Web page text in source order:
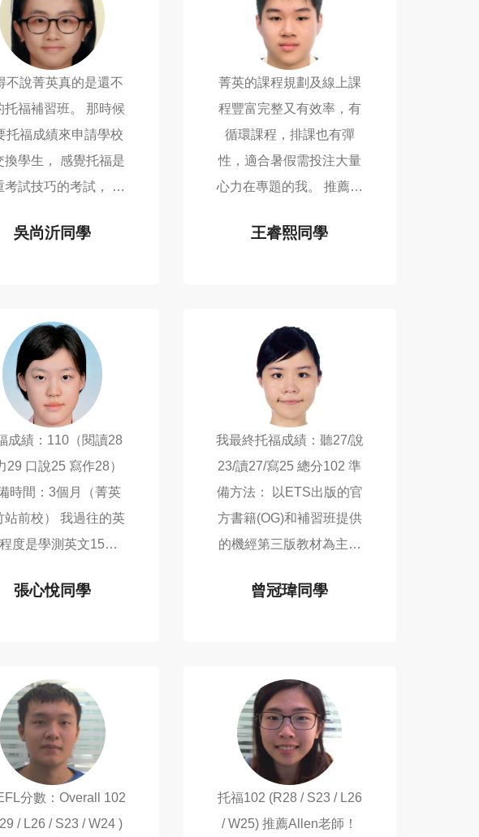
不說菁英真的是還不
托福補習班。 那時候
托福成績來申請學校
換學生， 感覺托福是
考試技巧的考試， 熟
的話資源不夠，也沒
吳尚沂同學
菁英的課程規劃及線上課
程豐富完整又有效率，有
循環課程，排課也有彈
性，適合暑假需投注大量
心力在專題的我。 推薦教
最多的老師。我最不擅長
王睿熙同學
成績：110（閱讀28
29 口說25 寫作28）
時間：3個月（菁英
校） 我過往的英
度是學測英文15級
以前的成績了，中間
張心悅同學
我最終托福成績：聽27/說
23/讀27/寫25 總分102 準
備方法： 以ETS出版的官
方書籍(OG)和補習班提供
的機經第三版教材為主，
記，課後自己再次複習內
曾冠瑋同學
分數：Overall 102
/ L26 / S23 / W24 )
托福102 (R28 / S23 / L26
/ W25) 推薦Allen老師！